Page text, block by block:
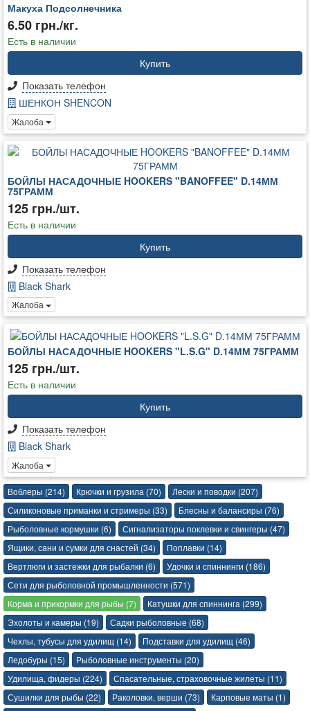
Макуха Подсолнечника
6.50 грн./кг.
Есть в наличии
Купить
Показать телефон
ШЕНКОН SHENCON
Жалоба
БОЙЛЫ НАСАДОЧНЫЕ HOOKERS "BANOFFEE" D.14ММ
75ГРАММ
125 грн./шт.
Есть в наличии
Купить
Показать телефон
Black Shark
Жалоба
БОЙЛЫ НАСАДОЧНЫЕ HOOKERS "L.S.G" D.14ММ 75ГРАММ
125 грн./шт.
Есть в наличии
Купить
Показать телефон
Black Shark
Жалоба
Воблеры (214) Крючки и грузила (70)
Лески и поводки (207)
Силиконовые приманки и стримеры (33)
Блесны и балансиры (76)
Рыболовные кормушки (6)
Сигнализаторы поклевки и свингеры (47)
Ящики, сани и сумки для снастей (34)
Поплавки (14)
Вертлюги и застежки для рыбалки (6)
Удочки и спиннинги (186)
Сети для рыболовной промышленности (571)
Корма и прикормки для рыбы (7)
Катушки для спиннинга (299)
Эхолоты и камеры (19)
Садки рыболовные (68)
Чехлы, тубусы для удилищ (14)
Подставки для удилищ (46)
Ледобуры (15)
Рыболовные инструменты (20)
Удилища, фидеры (224)
Спасательные, страховочные жилеты (11)
Сушилки для рыбы (22)
Раколовки, верши (73)
Карповые маты (1)